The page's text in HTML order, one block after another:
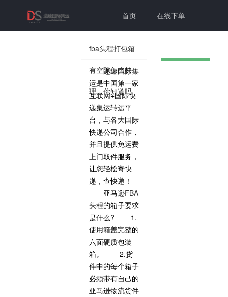
首页 在线下单
联系我们
个人中心
切换为老
版本
fba头程打包箱
有空隙怎么处
理，你知道吗
递速国际集
运是中国第一家
互联网+国际快
递集运转运平
台，与各大国际
快递公司合作，
并且提供免运费
上门取件服务，
让您轻松寄快
递，查快递！
亚马逊FBA
头程的箱子要求
是什么? 1.
使用箱盖完整的
六面硬质包装
箱。 2.货
件中的每个箱子
必须带有自己的
亚马逊物流货件